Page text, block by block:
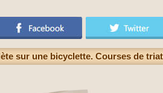
sur une bicyclette. Courses de